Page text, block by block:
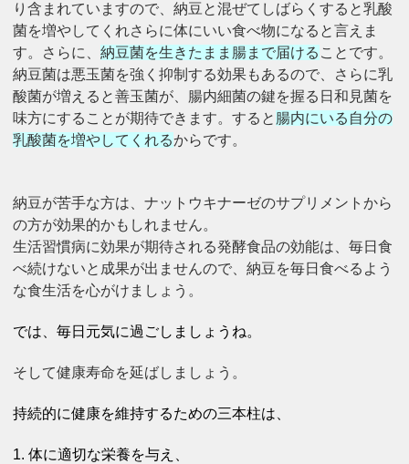
り含まれていますので、納豆と混ぜてしばらくすると乳酸
菌を増やしてくれさらに体にいい食べ物になると言えま
す。 さらに、納豆菌を生きたまま腸まで届ける ことです。
納豆菌は悪玉菌を強く抑制する効果もあるので、さらに乳
酸菌が増えると善玉菌が、腸内細菌の鍵を握る日和見菌を
味方にすることが期待できます。すると 腸内にいる自分の
乳酸菌を増やしてくれるからです。
納豆が苦手な方は、ナットウキナーゼのサプリメントから
の方が効果的かもしれません。
生活習慣病に効果が期待される発酵食品の効能は、毎日食
べ続けないと成果が出ませんので、納豆を毎日食べるよう
な食生活を心がけましょう。
では、毎日元気に過ごしましょうね。
そして健康寿命を延ばしましょう。
持続的に健康を維持するための三本柱は、
1. 体に適切な栄養を与え、